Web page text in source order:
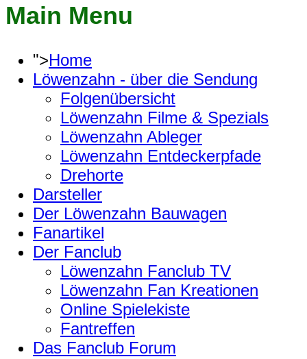
Main Menu
">Home
Löwenzahn - über die Sendung
Folgenübersicht
Löwenzahn Filme & Spezials
Löwenzahn Ableger
Löwenzahn Entdeckerpfade
Drehorte
Darsteller
Der Löwenzahn Bauwagen
Fanartikel
Der Fanclub
Löwenzahn Fanclub TV
Löwenzahn Fan Kreationen
Online Spielekiste
Fantreffen
Das Fanclub Forum